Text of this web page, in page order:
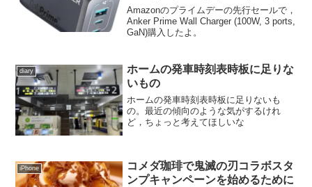
入したよ。
Amazonのプライムデーの先行セールで，
Anker Prime Wall Charger (100W, 3 ports,
GaN)購入したよ。
diary
ホームの発車時刻表時板に足りな
いもの
ホームの発車時刻表時板に足りないも
の。最近の傾向のような気がするけれ
ど，ちょっと考えてほしいな
iPhone
コメダ珈琲で鬼滅の刃コラボスタ
ンプキャンペーンを始めるために